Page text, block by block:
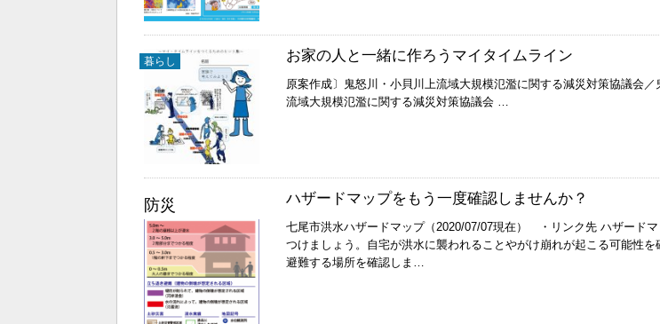
暮らし お家の人と一緒に作ろうマイタイムライン
原案作成〕鬼怒川・小貝川上流域大規模氾濫に関する減災対策協議会／
流域大規模氾濫に関する減災対策協議会 …
防災 ハザードマップをもう一度確認しませんか？
七尾市洪水ハザードマップ（2020/07/07現在） ・リンク先 ハザードマ
つけましょう。自宅が洪水に襲われることやがけ崩れが起こる可能性を
避難する場所を確認しま…